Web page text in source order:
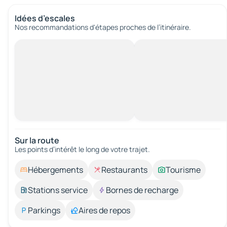
Idées d’escales
Nos recommandations d'étapes proches de l’itinéraire.
Sur la route
Les points d’intérêt le long de votre trajet.
Hébergements Restaurants
Tourisme
Stations service
Bornes de recharge
Parkings
Aires de repos